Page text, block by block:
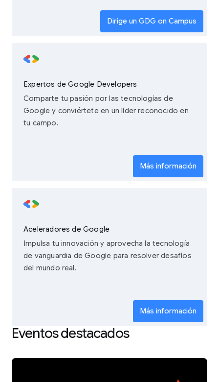
Dirige un GDG on Campus
Expertos de Google Developers
Comparte tu pasión por las tecnologías de
Google y conviértete en un líder reconocido en
tu campo.
Más información
Aceleradores de Google
Impulsa tu innovación y aprovecha la tecnología
de vanguardia de Google para resolver desafíos
del mundo real.
Más información
Eventos destacados